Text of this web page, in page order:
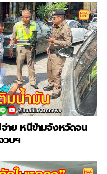
จ่าย หนีข้ามจังหวัดจน
วบฯ